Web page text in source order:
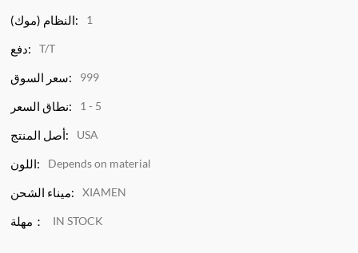
النظام (موك): 1
دفع: T/T
سعر السوق: 999
نطاق السعر: 1 - 5
أصل المنتج: USA
اللون: Depends on material
ميناء الشحن: XIAMEN
مهلة： IN STOCK